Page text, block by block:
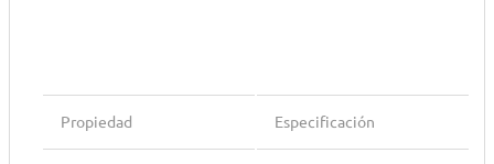
Propiedad Especificación